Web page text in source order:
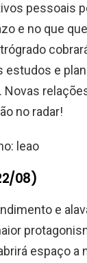
pessoais
e no que
estudos e
no radar!
08)
e
espaço a